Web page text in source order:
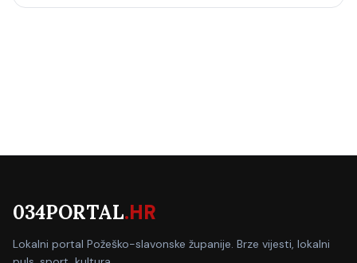
034PORTAL.HR
Lokalni portal Požeško-slavonske županije. Brze vijesti, lokalni